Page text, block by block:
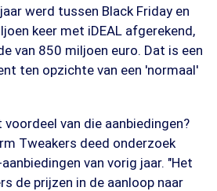
werd tussen Black Friday en
keer met iDEAL afgerekend,
van 850 miljoen euro. Dat is een
ten opzichte van een 'normaal'
voordeel van die aanbiedingen?
Tweakers deed onderzoek
van vorig jaar. "Het
de prijzen in de aanloop naar